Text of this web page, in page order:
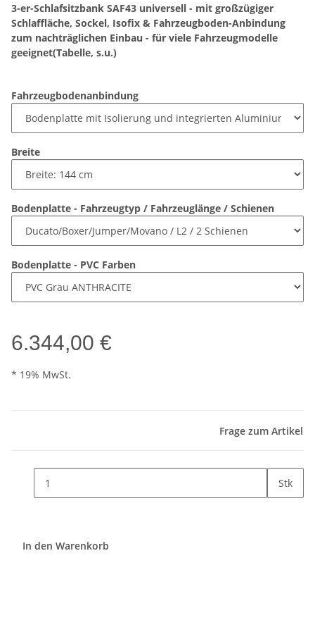
3-er-Schlafsitzbank SAF43 universell - mit großzügiger
Schlaffläche, Sockel, Isofix & Fahrzeugboden-Anbindung
zum nachträglichen Einbau - für viele Fahrzeugmodelle
geeignet(Tabelle, s.u.)
Fahrzeugbodenanbindung
Breite
Bodenplatte - Fahrzeugtyp / Fahrzeuglänge / Schienen
Bodenplatte - PVC Farben
6.344,00 €
* 19% MwSt.
Frage zum Artikel
Stk
In den Warenkorb